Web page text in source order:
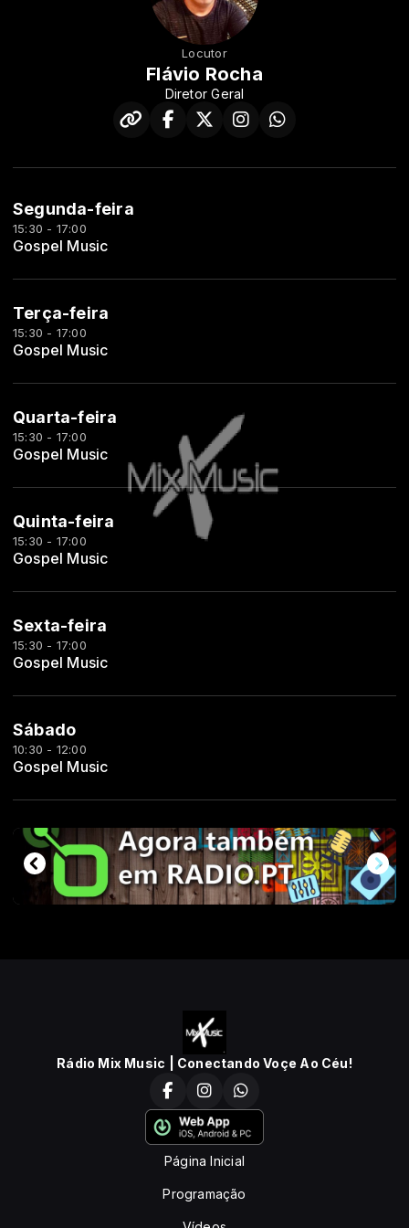
Locutor
Flávio Rocha
Diretor Geral
Segunda-feira
15:30 - 17:00
Gospel Music
Terça-feira
15:30 - 17:00
Gospel Music
Quarta-feira
15:30 - 17:00
Gospel Music
Quinta-feira
15:30 - 17:00
Gospel Music
Sexta-feira
15:30 - 17:00
Gospel Music
Sábado
10:30 - 12:00
Gospel Music
Rádio Mix Music | Conectando Voçe Ao Céu!
Página Inicial
Programação